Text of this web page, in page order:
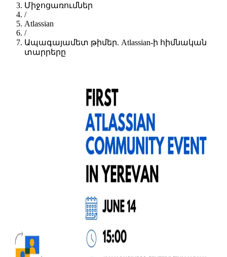
Միջոցառումներ
/
Atlassian
/
Ապագայամետ թիմեր. Atlassian-ի հիմնական
տարրերը